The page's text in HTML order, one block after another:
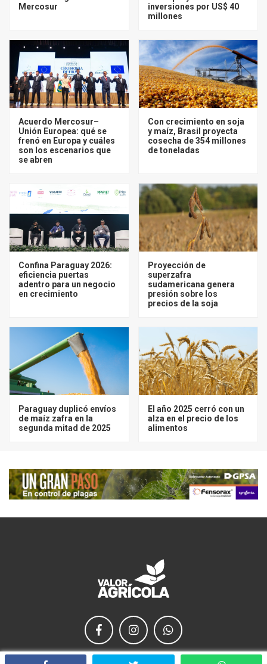
Mercosur
inversiones por US$ 40
millones
Acuerdo Mercosur–
Unión Europea: qué se
frenó en Europa y cuáles
son los escenarios que
se abren
Con crecimiento en soja
y maíz, Brasil proyecta
cosecha de 354 millones
de toneladas
Confina Paraguay 2026:
eficiencia puertas
adentro para un negocio
en crecimiento
Proyección de
superzafra
sudamericana genera
presión sobre los
precios de la soja
Paraguay duplicó envíos
de maíz zafra en la
segunda mitad de 2025
El año 2025 cerró con un
alza en el precio de los
alimentos